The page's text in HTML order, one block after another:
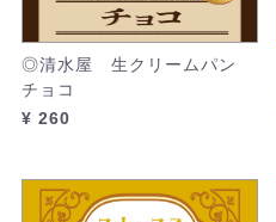
◎清水屋 生クリームパン
チョコ
¥ 260